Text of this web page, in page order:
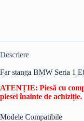
Descriere
Far stanga BMW Seria 1
ATENȚIE: Piesă cu
piesei înainte de achiziție.
Modele Compatibile